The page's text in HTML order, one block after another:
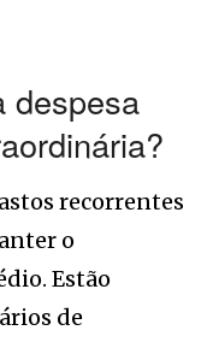
despesa
recorrentes
o
Estão
de